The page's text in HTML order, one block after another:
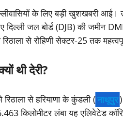
के लिए बड़ी खुशखबरी आई।
दिल्ली जल बोर्ड (DJB) की जमीन
से रोहिणी सेक्टर-25 तक
थी देरी?
रिठाला से हरियाणा के कुंडली (नाथूपुर
किलोमीटर लंबा यह एलिवेटेड